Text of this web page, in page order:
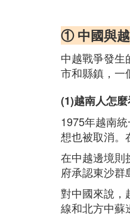
① 中國與
中越戰爭發生
市和縣鎮，一
(1)越南人怎
1975年越南
想也被取消。
在中越邊境則
府承認東沙群
對中國來說，
線和北方中蘇